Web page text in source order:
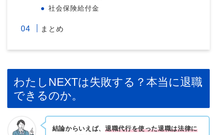
社会保険給付金
まとめ
わたしNEXTは失敗する？本当に退職
できるのか。
結論からいえば、 退職代行を使った退職は法律に